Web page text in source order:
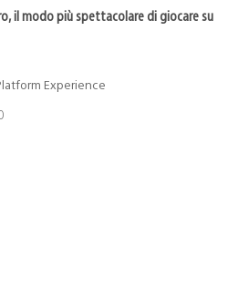
il modo più spettacolare di giocare su
Experience